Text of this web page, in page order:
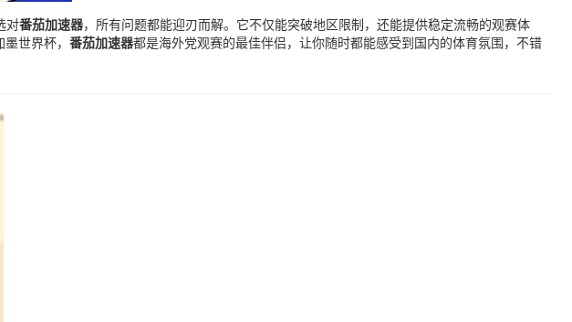
对番茄加速器，所有问题都能迎刃而解。它不仅能突破地区限制，还能提供稳定流畅的观赛体
世界杯， 番茄加速器都是海外党观赛的最佳伴侣，让你随时都能感受到国内的体育氛围，不错